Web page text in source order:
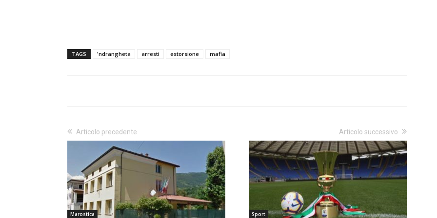
TAGS 'ndrangheta arresti estorsione mafia
Articolo precedente
Marostica
Articolo successivo
Sport